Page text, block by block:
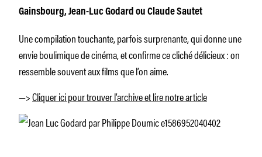
Gainsbourg, Jean-Luc Godard ou Claude Sautet
Une compilation touchante, parfois surprenante, qui donne une
envie boulimique de cinéma, et confirme ce cliché délicieux : on
ressemble souvent aux films que l’on aime.
—>Cliquer ici pour trouver l’archive et lire notre article